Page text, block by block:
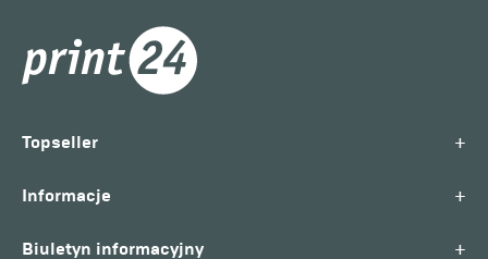
Topseller +
Informacje +
Biuletyn informacyjny +